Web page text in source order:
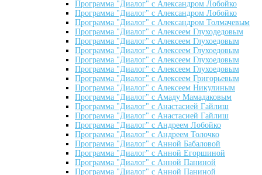
Программа "Диалог" с Александром Лобойко
Программа "Диалог" с Александром Лобойко
Программа "Диалог" с Александром Толмачевым
Программа "Диалог" с Алексеем Глуходедовым
Программа "Диалог" с Алексеем Глухоедовым
Программа "Диалог" с Алексеем Глухоедовым
Программа "Диалог" с Алексеем Глухоедовым
Программа "Диалог" с Алексеем Глухоедовым
Программа "Диалог" с Алексеем Григорьевым
Программа "Диалог" с Алексеем Никулиным
Программа "Диалог" с Амаду Мамадаковым
Программа "Диалог" с Анастасией Гайлиш
Программа "Диалог" с Анастасией Гайлиш
Программа "Диалог" с Андреем Лобойко
Программа "Диалог" с Андреем Толочко
Программа "Диалог" с Анной Бабаловой
Программа "Диалог" с Анной Егоршиной
Программа "Диалог" с Анной Паниной
Программа "Диалог" с Анной Паниной